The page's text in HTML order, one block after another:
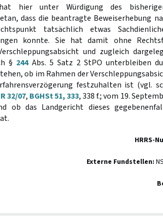
hier unter Würdigung des bisherigen
dass die beantragte Beweiserhebung
tatsächlich etwas
konnte. Sie hat damit ohne
und zugleich
§ 244Abs. 5 Satz 2 StPO unterbleiben
ob im Rahmen der
festzuhalten ist (vgl.
32/07, BGHSt 51, 333, 338 f.; vom 19.
ob das Landgericht dieses
HRRS-
Externe Fundstellen: